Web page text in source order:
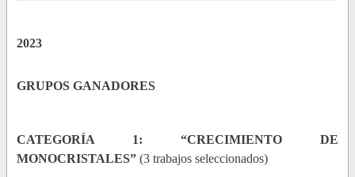
2023
GRUPOS GANADORES
CATEGORÍA 1: “CRECIMIENTO DE
MONOCRISTALES” (3 trabajos seleccionados)